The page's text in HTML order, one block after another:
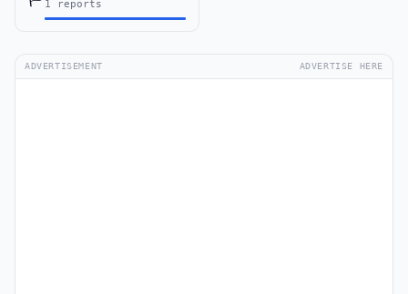
1 reports
ADVERTISEMENT ADVERTISE HERE